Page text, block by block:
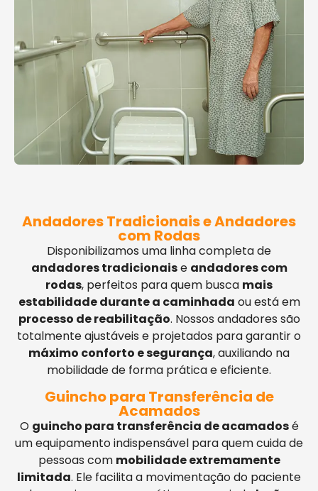
Andadores Tradicionais e Andadores
com Rodas
Disponibilizamos uma linha completa de
andadores tradicionaise andadores com
rodas, perfeitos para quem busca mais
estabilidade durante a caminhada ou está em
processo de reabilitação. Nossos andadores são
totalmente ajustáveis e projetados para garantir o
máximo conforto e segurança, auxiliando na
mobilidade de forma prática e eficiente.
Guincho para Transferência de
Acamados
O guincho para transferência de acamadosé
um equipamento indispensável para quem cuida de
pessoas com mobilidade extremamente
limitada. Ele facilita a movimentação do paciente